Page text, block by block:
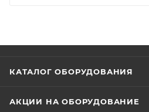
КАТАЛОГ ОБОРУДОВАНИЯ
АКЦИИ НА ОБОРУДОВАНИЕ